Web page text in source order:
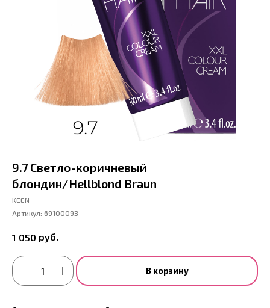
9.7 Светло-коричневый
блондин/Hellblond Braun
KEEN
Артикул: 69100093
1 050 руб.
В корзину